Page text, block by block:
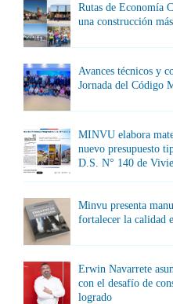
Rutas de Economía
una construcción
Avances técnicos y
Jornada del Código
MINVU elabora
nuevo presupuesto
D.S. N° 140 de
Minvu presenta
fortalecer la calidad
Erwin Navarrete
con el desafío de
logrado